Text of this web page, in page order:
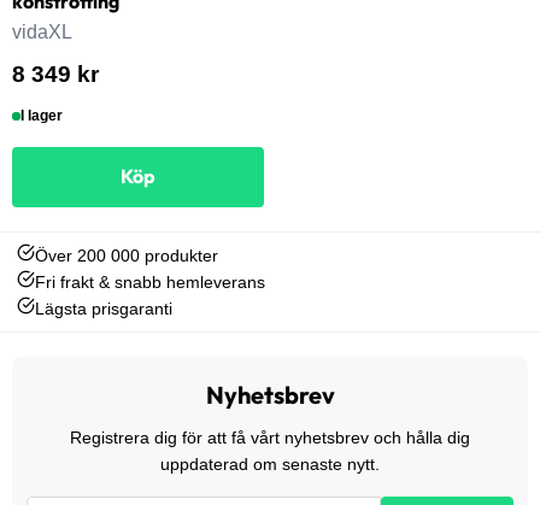
vidaXL
8 349 kr
I lager
Köp
Över 200 000 produkter
Fri frakt & snabb hemleverans
Lägsta prisgaranti
Nyhetsbrev
Registrera dig för att få vårt nyhetsbrev och hålla dig
uppdaterad om senaste nytt.